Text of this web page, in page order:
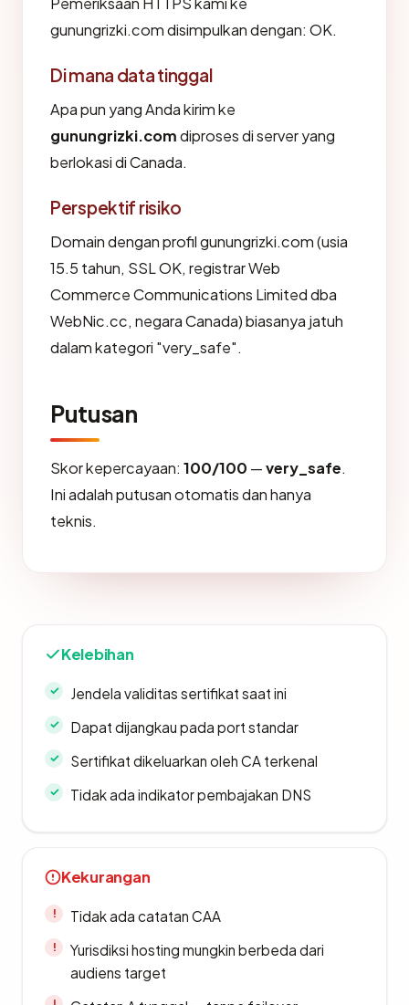
gunungrizki.com disimpulkan dengan: OK.
Di mana data tinggal
Apa pun yang Anda kirim ke
gunungrizki.comdiproses di server yang
berlokasi di Canada.
Perspektif risiko
Domain dengan profil gunungrizki.com (usia
15.5 tahun, SSL OK, registrar Web
Commerce Communications Limited dba
WebNic.cc, negara Canada) biasanya jatuh
dalam kategori "very_safe".
Putusan
Skor kepercayaan: 100/100 —very_safe.
Ini adalah putusan otomatis dan hanya
teknis.
Kelebihan
Jendela validitas sertifikat saat ini
Dapat dijangkau pada port standar
Sertifikat dikeluarkan oleh CA terkenal
Tidak ada indikator pembajakan DNS
Kekurangan
Tidak ada catatan CAA
Yurisdiksi hosting mungkin berbeda dari
audiens target